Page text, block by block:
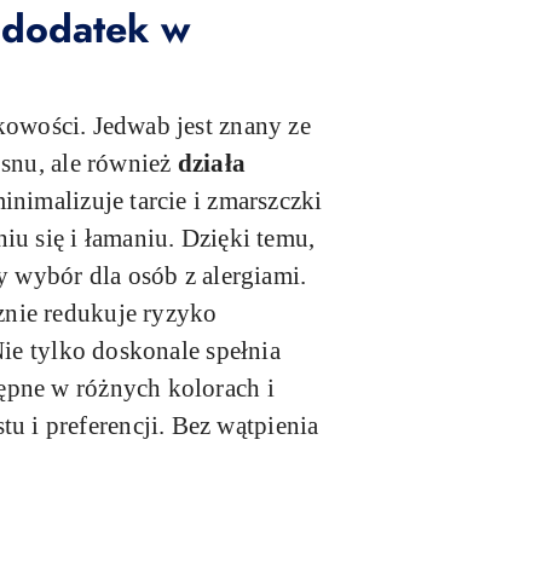
w
Jedwab jest znany ze
ale również działa
tarcie i zmarszczki
się i łamaniu. Dzięki temu,
wybór dla osób z alergiami.
redukuje ryzyko
tylko doskonale spełnia
w różnych kolorach i
i preferencji. Bez wątpienia